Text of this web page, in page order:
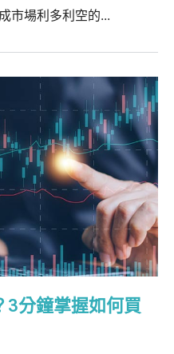
市場利多利空的...
3分鐘掌握如何買